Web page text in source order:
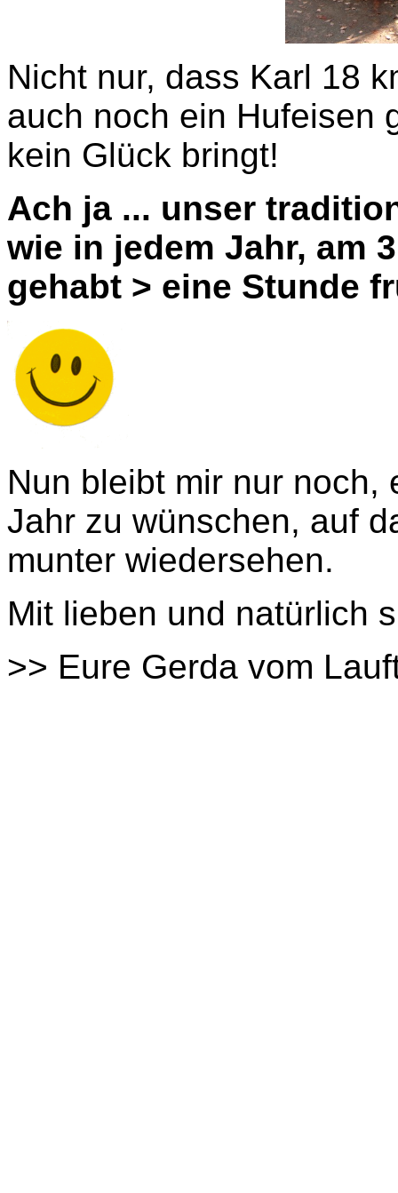
Nicht nur, dass Karl 18
auch noch ein Hufeisen
kein Glück bringt!
Ach ja ... unser
wie in jedem Jahr, am
gehabt > eine Stunde
Nun bleibt mir nur noch,
Jahr zu wünschen, auf
munter wiedersehen.
Mit lieben und natürlich
>> Eure Gerda vom